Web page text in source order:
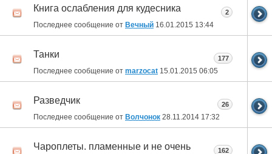
Книга ослабления для кудесника
Последнее сообщение от Вечный 16.01.2015 13:44
2
Танки
Последнее сообщение от marzocat 15.01.2015 06:05
177
Разведчик
Последнее сообщение от Волчонок 28.11.2014 17:32
26
Чароплеты. пламенные и не очень 162